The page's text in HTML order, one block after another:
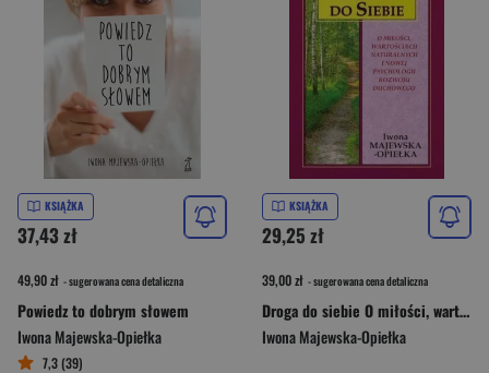
KSIĄŻKA
37,43 zł
49,90 zł - sugerowana cena detaliczna
Powiedz to dobrym słowem
Iwona Majewska-Opiełka
7,3 (39)
KSIĄŻKA
29,25 zł
39,00 zł - sugerowana cena detaliczna
Droga do siebie O miłości, wartościach naturalnych i nowej psychologii rozwoju duchowego
Iwona Majewska-Opiełka